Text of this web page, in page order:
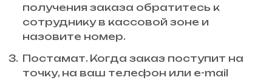
получения заказа обратитесь к
сотруднику в кассовой зоне и
назовите номер.
Постамат. Когда заказ поступит на
точку, на ваш телефон или e-mail